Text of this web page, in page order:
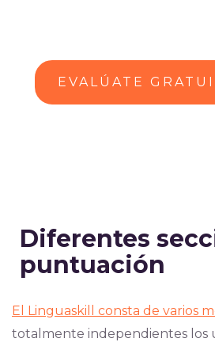
EVALÚATE
Diferentes
puntuación
El Linguaskill consta de varios
totalmente independientes los